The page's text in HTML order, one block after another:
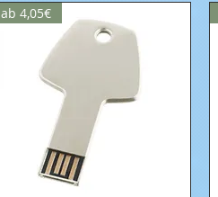
ab 4,05€